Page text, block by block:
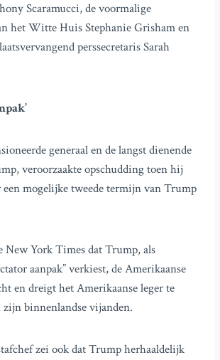
Scaramucci, de voormalige
het Witte Huis Stephanie Grisham en
perssecretaris Sarah
generaal en de langst dienende
veroorzaakte opschudding toen hij
mogelijke tweede termijn van Trump
New York Times dat Trump, als
aanpak” verkiest, de Amerikaanse
en dreigt het Amerikaanse leger te
binnenlandse vijanden.
zei ook dat Trump herhaaldelijk